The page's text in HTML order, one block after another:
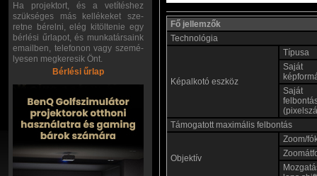
Ha projektort, és a vetítéshez
szükséges más kellékeket sze-
retne bérelni, elég kitöltenie egy
bérlési űrlapot, és munkatársaink
emailben, telefonon vagy szemé-
lyesen megkeresik Önt.
Bérlési űrlap
Fő jellemzők
Technológia
Képalkotó eszköz
Típusa
Saját
Saját
Támogatott maximális felbontás
Objektív
Zoom/